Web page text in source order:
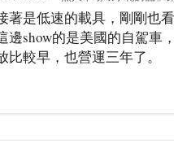
著是低速的載具，剛剛也
邊show的是美國的自駕車
比較早，也營運三年了。